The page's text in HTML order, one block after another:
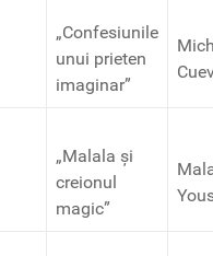
„Confesiunile
unui prieten
imaginar”
„Malala și
creionul
magic”